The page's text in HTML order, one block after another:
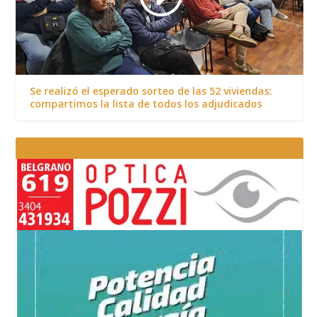
Se realizó el esperado sorteo de las 52 viviendas:
compartimos la lista de todos los adjudicados